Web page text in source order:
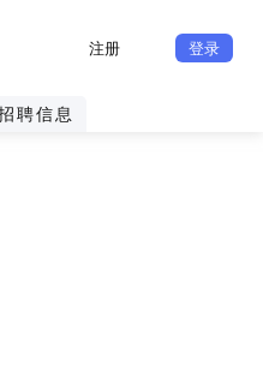
注册 登录
聘信息